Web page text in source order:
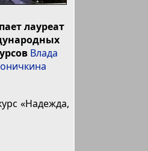
лауреат
Влада
«Надежда,